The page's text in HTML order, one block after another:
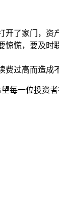
了家门，资
慌，要及时
过高而造成
每一位投资